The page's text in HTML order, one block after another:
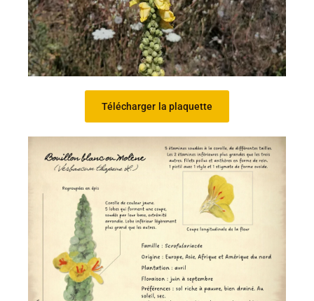
Télécharger la plaquette